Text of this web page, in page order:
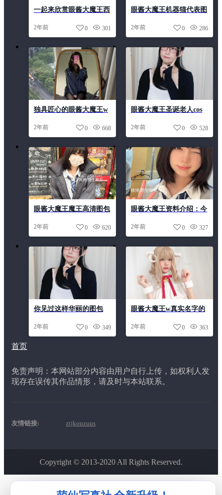
一起来欣赏眼酱大魔王西
2年前 301
0
眼酱大魔王机器猫代表图
满灵性的冲击
2年前 286
0
独具匠心的眼酱大魔王w
魅力
2年前 668
0
眼酱大魔王圣诞老人cos
球
2年前 528
0
眼酱大魔王魔王高清图包
2年前 620
0
眼酱大魔王资料介绍：今
2年前 327
0
你见过这样华丽的图包
修女道的神秘之门
2年前 349
0
眼酱大魔王w真实名字的
好
2年前 363
0
首页
免责声明：本网站部分内容由用户自行上传，如权利人发
现存在误传其作品情形，请及时与本站联系。
友情链接: ztjkouzuus
Copyright © 2013-2020 All Rights Reserved.